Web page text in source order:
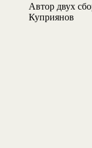
Автор двух
Куприянов